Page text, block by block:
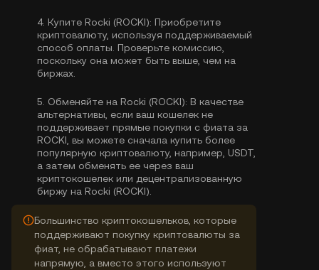
4. Купите Rocki (ROCKI): Приобретите
криптовалюту, используя поддерживаемый
способ оплаты. Проверьте комиссию,
поскольку она может быть выше, чем на
биржах.
5. Обменяйте на Rocki (ROCKI): В качестве
альтернативы, если ваш кошелек не
поддерживает прямые покупки с фиата за
ROCKI, вы можете сначала купить более
популярную криптовалюту, например, USDT,
а затем обменять ее через ваш
криптокошелек или децентрализованную
биржу на Rocki (ROCKI).
Большинство криптокошельков, которые
поддерживают покупку криптовалюты за
фиат, не обрабатывают платежи
напрямую, а вместо этого используют